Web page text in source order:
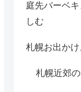
庭先バーベ
しむ
札幌お出かけ
札幌近郊